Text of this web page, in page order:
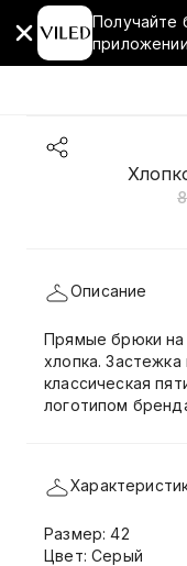
Получайте
приложении
Описание
Прямые брюки на
хлопка. Застежка
классическая
логотипом
Размер: 42
Цвет: Серый